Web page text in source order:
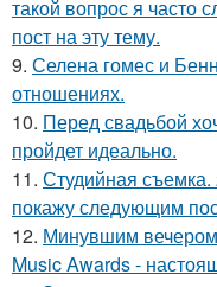
такой вопрос я часто
пост на эту тему.
9. Селена гомес и
отношениях.
10. Перед свадьбой
пройдет идеально.
11. Студийная съемка.
покажу следующим
12. Минувшим
Music Awards -